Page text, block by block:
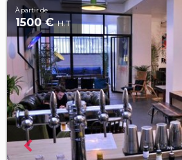
À partir de
1500 €H.T